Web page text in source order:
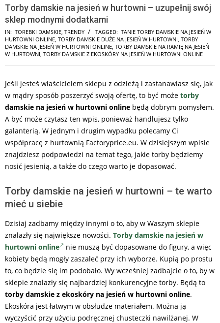
Torby damskie na jesień w hurtowni – uzupełnij swój
sklep modnymi dodatkami
IN: TOREBKI DAMSKIE TRENDY TAGGED: TANIE TORBY DAMSKIE NA JESIEŃ W
HURTOWNI ONLINE TORBY DAMSKIE DUŻE NA JESIEŃ W HURTOWNI TORBY
DAMSKIE NA JESIEŃ W HURTOWNI ONLINE TORBY DAMSKIE NA RAMIĘ NA JESIEŃ
W HURTOWNI TORBY DAMSKIE Z EKOSKÓRY NA JESIEŃ W HURTOWNI ONLINE
Jeśli jesteś właścicielem sklepu z odzieżą i zastanawiasz się, jak
w mądry sposób poszerzyć swoją ofertę, to być może torby
damskie na jesień w hurtowni online będą dobrym pomysłem.
A być może czytasz ten wpis, ponieważ handlujesz tylko
galanterią. W jednym i drugim wypadku polecamy Ci
współpracę z hurtownią Factoryprice.eu. W dzisiejszym wpisie
znajdziesz podpowiedzi na temat tego, jakie torby będziemy
nosić jesienią, a także do czego warto je dopasować.
Torby damskie na jesień w hurtowni – te warto
mieć u siebie
Dzisiaj zadbamy między innymi o to, aby w Waszym sklepie
znalazły się największe nowości. Torby damskie na jesień w
hurtowni online
nie muszą być dopasowane do figury, a więc
kobiety będą mogły zaszaleć przy ich wyborze. Kupią po prostu
to, co będzie się im podobało. Wy wcześniej zadbajcie o to, by w
sklepie znalazły się najbardziej konkurencyjne torby. Będą to
torby damskie z ekoskóry na jesień w hurtowni online.
Ekoskóra jest łatwym w obsłudze materiałem. Można ją
wyczyścić przy użyciu podręcznej chusteczki nawilżanej. W